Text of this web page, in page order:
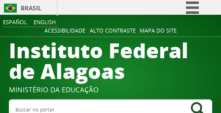
ESPAÑOL ENGLISH
ACESSIBILIDADE ALTO CONTRASTE MAPA DO SITE
BRASIL
Comunica BR
Participe
Canais
Instituto Federal
de Alagoas
MINISTÉRIO DA EDUCAÇÃO
Buscar no portal